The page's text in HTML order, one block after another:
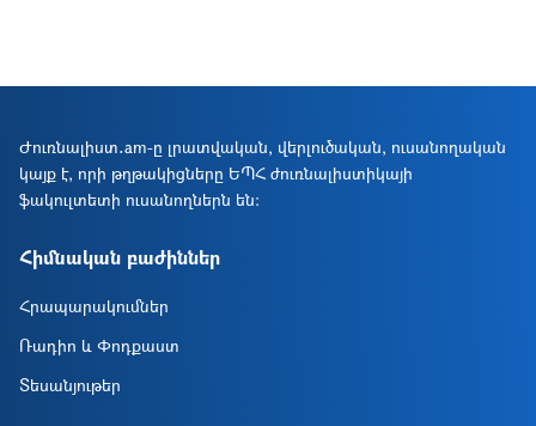
Ներբեռնել
Ժուռնալիստ․am-ը լրատվական, վերլուծական, ուսանողական
կայք է, որի թղթակիցները ԵՊՀ ժուռնալիստիկայի
ֆակուլտետի ուսանողներն են։
Հիմնական բաժիններ
Հրապարակումներ
Ռադիո և Փոդքաստ
Տեսանյութեր